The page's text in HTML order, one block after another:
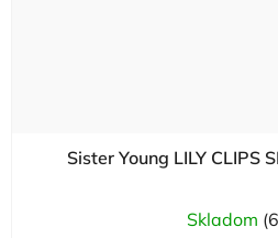
Sister Young LILY CLIPS
Skladom